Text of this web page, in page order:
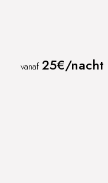
vanaf 25€/nacht